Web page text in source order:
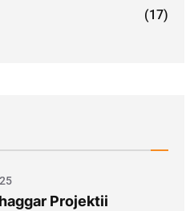
(17)
Projektii